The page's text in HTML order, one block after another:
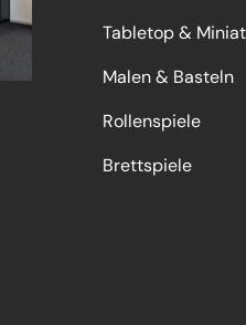
Tabletop &
Malen & Basteln
Rollenspiele
Brettspiele